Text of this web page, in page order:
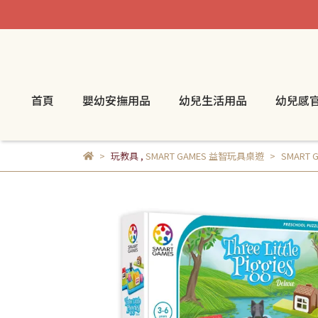
首頁 嬰幼安撫用品 幼兒生活用品 幼兒感
玩教具, SMART GAMES 益智玩具桌遊 SMART